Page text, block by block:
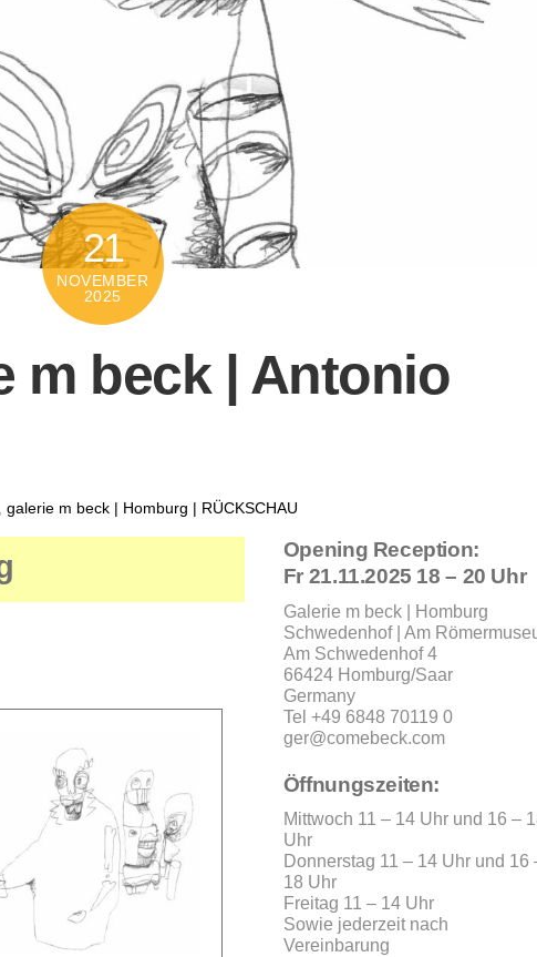
21
NOVEMBER
2025
m beck | Antonio
galerie m beck | Homburg | RÜCKSCHAU
Opening Reception:
Fr 21.11.2025 18 – 20 Uhr
Galerie m beck | Homburg
Schwedenhof | Am
Am Schwedenhof 4
66424 Homburg/Saar
Germany
Tel +49 6848 70119 0
ger@comebeck.com
Öffnungszeiten:
Mittwoch 11 – 14 Uhr und 16 –
Uhr
Donnerstag 11 – 14 Uhr und 16
18 Uhr
Freitag 11 – 14 Uhr
Sowie jederzeit nach
Vereinbarung